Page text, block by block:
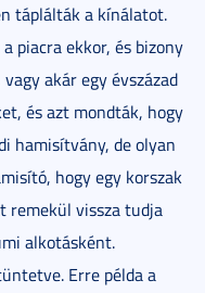
táplálták a kínálatot.
piacra ekkor, és bizony
akár egy évszázad
és azt mondták, hogy
hamisítvány, de olyan
hogy egy korszak
remekül vissza tudja
alkotásként.
Erre példa a